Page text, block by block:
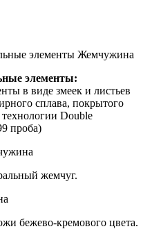
элементы:
в виде змеек и листьев
сплава, покрытого
Double
проба)
жемчуг.
бежево-кремового цвета.